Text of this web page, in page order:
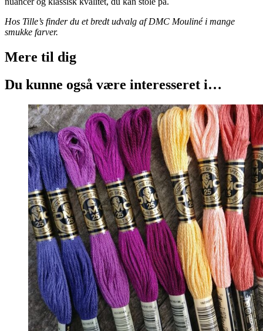
Hos Tille’s finder du et bredt udvalg af DMC Mouliné i mange
smukke farver.
Mere til dig
Du kunne også være interesseret i…